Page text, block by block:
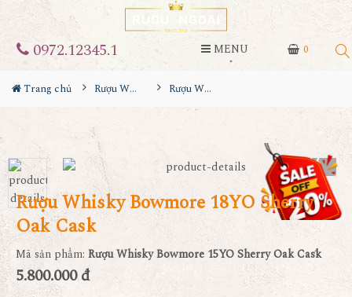
0
0972.12345.1 MENU
Trang chủ Rượu Whisky Rượu Whisky Bowmore 18YO Sherry Oak Cask
Rượu Whisky Bowmore 18YO Sherry
Oak Cask
Mã sản phẩm: Rượu Whisky Bowmore 15YO Sherry Oak Cask
5.800.000 đ